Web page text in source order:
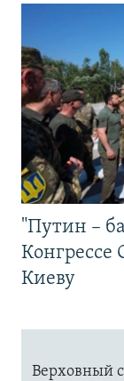
"Путин –
Киеву